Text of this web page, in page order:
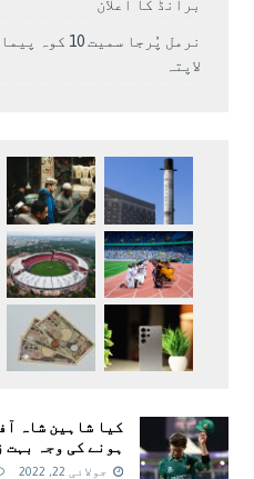
برانڈ کا اعلان
نرمل پُرجا سمیت
لاپتہ
کیا شاہین شاہ
ہونے کی وجہ بہت
جولائی 22, 2022